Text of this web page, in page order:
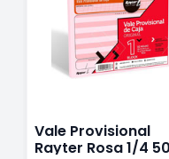
Vale Provisional
Rayter Rosa 1/4 50